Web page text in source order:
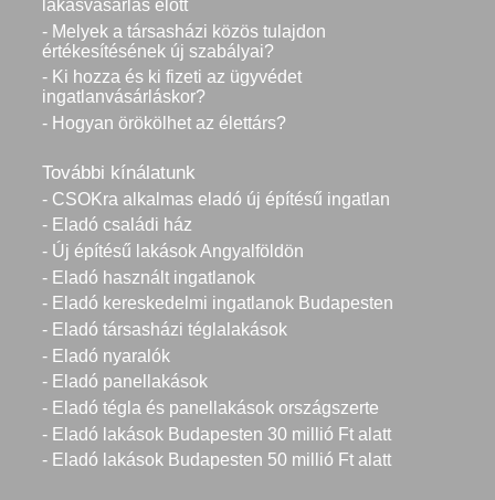
lakásvásárlás előtt
- Melyek a társasházi közös tulajdon
értékesítésének új szabályai?
- Ki hozza és ki fizeti az ügyvédet
ingatlanvásárláskor?
- Hogyan örökölhet az élettárs?
További kínálatunk
- CSOKra alkalmas eladó új építésű ingatlan
- Eladó családi ház
- Új építésű lakások Angyalföldön
- Eladó használt ingatlanok
- Eladó kereskedelmi ingatlanok Budapesten
- Eladó társasházi téglalakások
- Eladó nyaralók
- Eladó panellakások
- Eladó tégla és panellakások országszerte
- Eladó lakások Budapesten 30 millió Ft alatt
- Eladó lakások Budapesten 50 millió Ft alatt